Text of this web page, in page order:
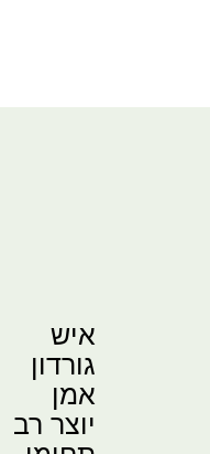
איש
גורדון
אמן
יוצר רב